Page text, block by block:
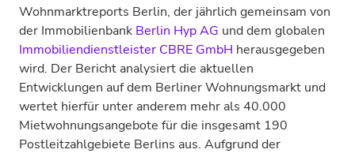
Wohnmarktreports Berlin, der jährlich gemeinsam von
der Immobilienbank Berlin Hyp AG und dem globalen
Immobiliendienstleister CBRE GmbH herausgegeben
wird. Der Bericht analysiert die aktuellen
Entwicklungen auf dem Berliner Wohnungsmarkt und
wertet hierfür unter anderem mehr als 40.000
Mietwohnungsangebote für die insgesamt 190
Postleitzahlgebiete Berlins aus. Aufgrund der